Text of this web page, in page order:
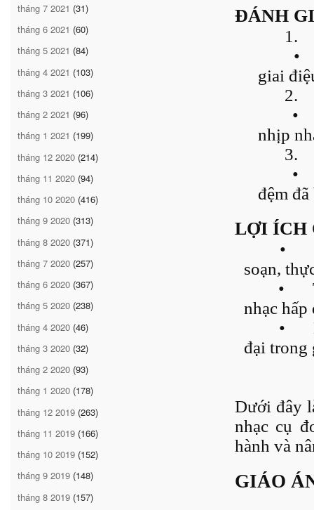
tháng 7 2021 (31)
tháng 6 2021 (60)
tháng 5 2021 (84)
tháng 4 2021 (103)
tháng 3 2021 (106)
tháng 2 2021 (96)
tháng 1 2021 (199)
tháng 12 2020 (214)
tháng 11 2020 (94)
tháng 10 2020 (416)
tháng 9 2020 (313)
tháng 8 2020 (371)
tháng 7 2020 (257)
tháng 6 2020 (367)
tháng 5 2020 (238)
tháng 4 2020 (46)
tháng 3 2020 (32)
tháng 2 2020 (93)
tháng 1 2020 (178)
tháng 12 2019 (263)
tháng 11 2019 (166)
tháng 10 2019 (152)
tháng 9 2019 (148)
tháng 8 2019 (157)
ĐÁNH
1.
•
giai
2.
•
nhịp
3.
•
đệm
LỢI ÍCH
•
soạn,
•
nhạc hấp
•
đại trong
Dưới đây
nhạc cụ
hành và
GIÁO